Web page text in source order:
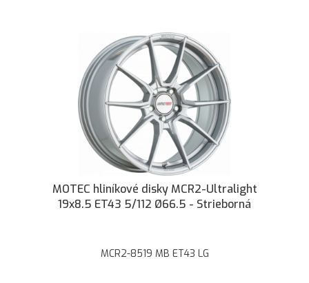
MOTEC hliníkové disky MCR2-Ultralight
19x8.5 ET43 5/112 Ø66.5 - Strieborná
MCR2-8519 MB ET43 LG